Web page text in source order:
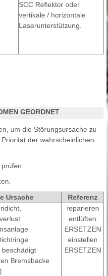
SCC Reflektor oder
vertikale / horizontale
Laserunterstützung.
GEORDNET
um die Störungsursache zu
der wahrscheinlichen
Ursache
Referenz
beschädigt
Bremsbacke
reparieren
entlüften
ERSETZEN
einstellen
ERSETZEN